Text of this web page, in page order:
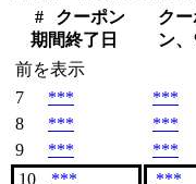
#
クーポン
期間終了日
ク
ン
前を表示
7
*** ***
8
*** ***
9
*** ***
10
*** ***